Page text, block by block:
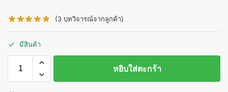
(3 บทวิจารณ์จากลูกค้า)
มีสินค้า
หยิบใส่ตะกร้า